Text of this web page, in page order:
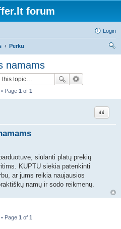
forum
Login
Perku
namams
Page 1 of 1
Quote
siūlanti platų prekių
KUPTU siekia patenkinti
ar jums reikia naujausios
namų ir sodo reikmenų.
Page 1 of 1